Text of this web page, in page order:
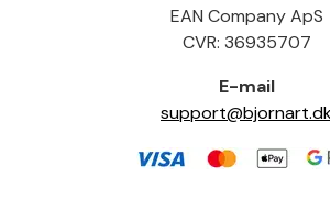
EAN Company ApS
CVR: 36935707
E-mail